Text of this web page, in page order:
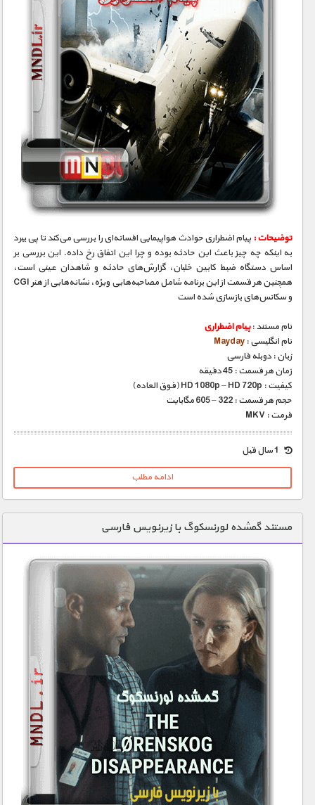
علم و فناوری
فرهنگ / هنر
کیهان / نجوم
گردشگری
ماورایی
مسابقات / ورزشی
مستند های اختصاصی
توضیحات : پیام اضطراری حوادث هواپیمایی افسانه‌ای را بررسی می‌کند تا پی ببرد
به اینکه چه چیز باعث این حادثه بوده و چرا این اتفاق رخ داده. این بررسی‌ بر
اساس دستگاه ضبط کابین خلبان، گزارش‌های حادثه و شاهدان عینی است،
همچنین هر قسمت از این برنامه شامل مصاحبه‌هایی‌ ویژه، نشانه‌هایی‌ از هنر CGI
و سکانس‌های بازسازی شده است
نام مستند :پیام اضطراری
نام انگلیسی : Mayday
زبان : دوبله فارسی
زمان هر قسمت : 45 دقیقه
کیفیت : HD 1080p – HD 720p (فوق العاده)
حجم هر قسمت : 322 – 605 مگابایت
فرمت : MKV
ادامه مطلب
مستند گمشده لورنسکوگ با زیرنویس فارسی